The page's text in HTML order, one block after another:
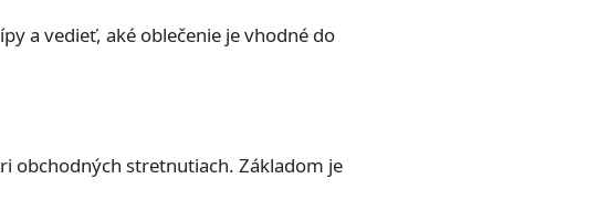
a vedieť, aké oblečenie je vhodné do
obchodných stretnutiach. Základom je